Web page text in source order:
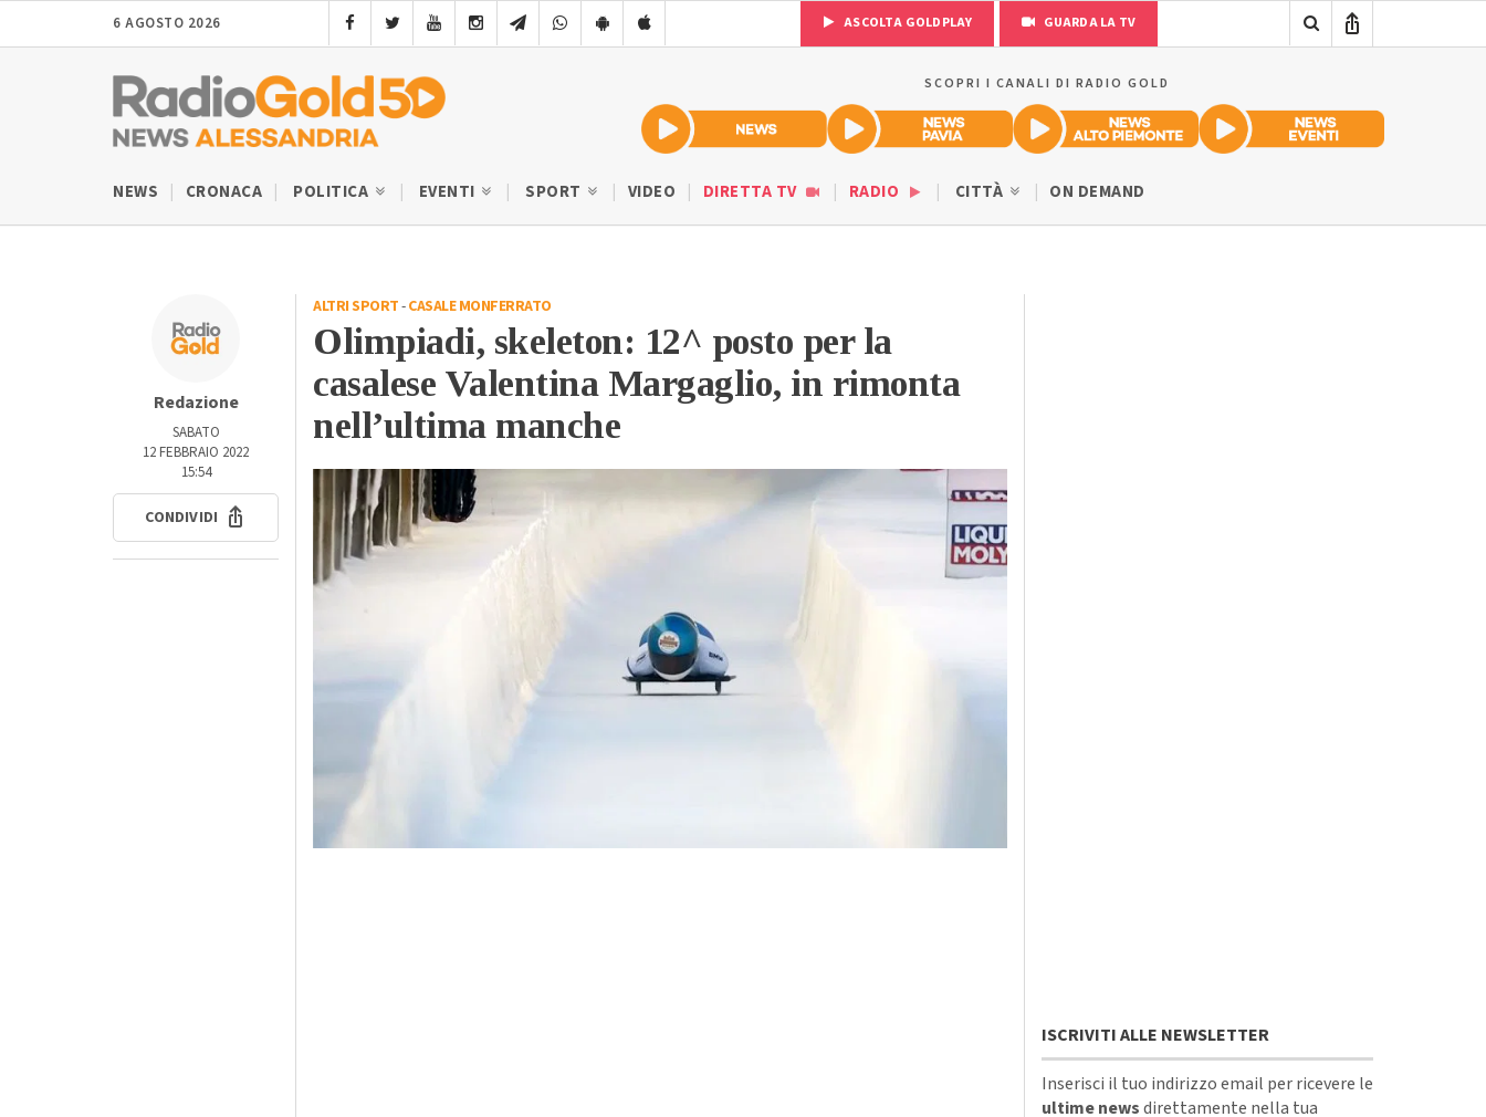
6 AGOSTO 2026 ASCOLTA GOLDPLAY GUARDA LA TV
SCOPRI I CANALI DI RADIO GOLD
NEWS CRONACA POLITICA EVENTI SPORT VIDEO DIRETTA TV RADIO CITTÀ ON DEMAND
Redazione
SABATO
12 FEBBRAIO 2022
15:54
CONDIVIDI
ALTRI SPORT-CASALE MONFERRATO
Olimpiadi, skeleton: 12^ posto per la
casalese Valentina Margaglio, in rimonta
nell’ultima manche
ISCRIVITI ALLE NEWSLETTER
Inserisci il tuo indirizzo email per ricevere le
ultime newsdirettamente nella tua